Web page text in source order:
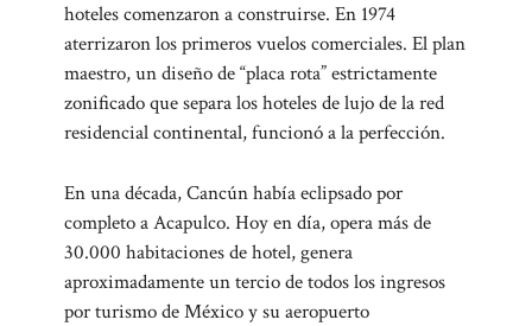
hoteles comenzaron a construirse. En 1974
aterrizaron los primeros vuelos comerciales. El plan
maestro, un diseño de “placa rota” estrictamente
zonificado que separa los hoteles de lujo de la red
residencial continental, funcionó a la perfección.
En una década, Cancún había eclipsado por
completo a Acapulco. Hoy en día, opera más de
30.000 habitaciones de hotel, genera
aproximadamente un tercio de todos los ingresos
por turismo de México y su aeropuerto